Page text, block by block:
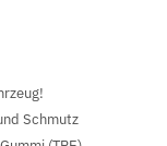
Schmutz